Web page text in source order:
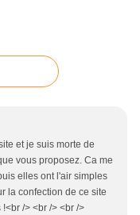
et je suis morte de
vous proposez. Ca me
elles ont l'air simples
la confection de ce site
/> <br /> <br />